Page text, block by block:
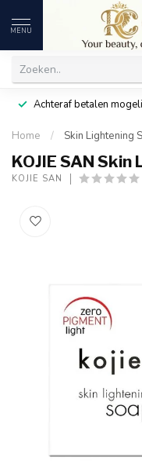
MENU
Achteraf betalen
Home / Skin Lightening
KOJIE SAN
KOJIE SAN